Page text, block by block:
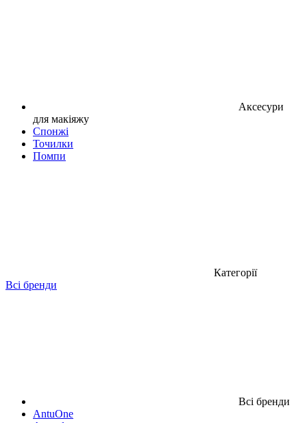
Аксесури
для макіяжу
Спонжі
Точилки
Помпи
Категорії
Всі бренди
Всі бренди
AntuOne